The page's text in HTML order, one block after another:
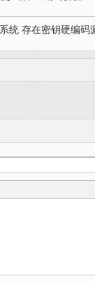
统 存在密钥硬编码